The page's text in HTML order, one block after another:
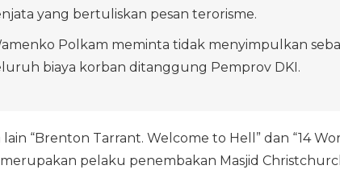
yang bertuliskan pesan terorisme.
Polkam meminta tidak menyimpulkan
biaya korban ditanggung Pemprov DKI.
“Brenton Tarrant. Welcome to Hell” dan “14
pelaku penembakan Masjid